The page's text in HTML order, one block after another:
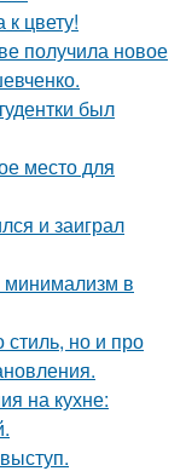
цвету!
получила новое
был
место для
и заиграл
в
стиль, но и про
на кухне: